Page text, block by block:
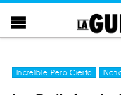
Increíble Pero Cierto